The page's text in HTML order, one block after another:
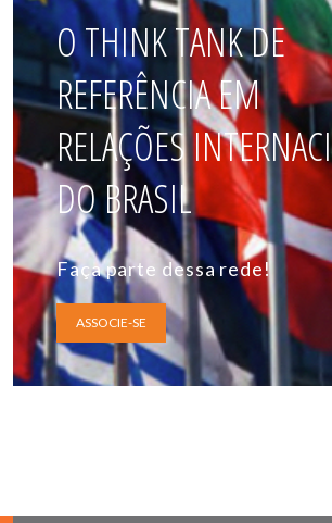
O THINK TANK DE
REFERÊNCIA EM
RELAÇÕES
DO BRASIL
Faça parte dessa rede!
ASSOCIE-SE